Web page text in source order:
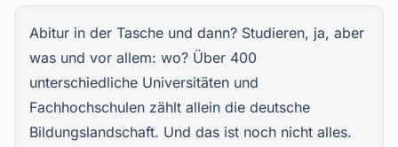
Abitur in der Tasche und dann? Studieren, ja, aber
was und vor allem: wo? Über 400
unterschiedliche Universitäten und
Fachhochschulen zählt allein die deutsche
Bildungslandschaft. Und das ist noch nicht alles.